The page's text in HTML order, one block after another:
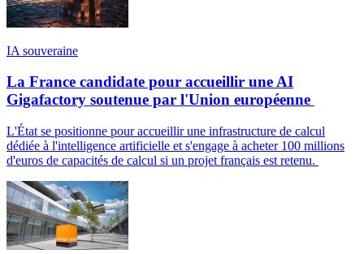
IA souveraine
La France candidate pour accueillir une AI
Gigafactory soutenue par l'Union européenne
L'État se positionne pour accueillir une infrastructure de calcul
dédiée à l'intelligence artificielle et s'engage à acheter 100 millions
d'euros de capacités de calcul si un projet français est retenu.